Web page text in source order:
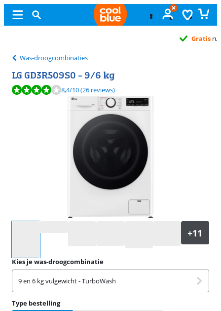
Was-droogcombinaties
LG GD3R509S0 - 9/6 kg
Beoordeling is 8,4 van de 10, gebaseerd op 26 reviews.
8,4/10(26 reviews)
Kies je was-droogcombinatie
9 en 6 kg vulgewicht - TurboWash
Type bestelling